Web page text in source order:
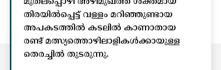
തിരയിൽപ്പെട്ട് വള്ളം മറിഞ്ഞുണ്ടായ
അപകടത്തിൽ കടലിൽ കാണാതായ
രണ്ട് മത്സ്യത്തൊഴിലാളികൾക്കായുള്ള
തെരച്ചിൽ തുടരുന്നു.